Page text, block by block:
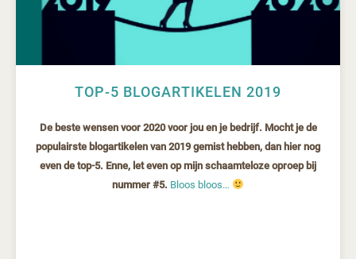
TOP-5 BLOGARTIKELEN 2019
De beste wensen voor 2020 voor jou en je bedrijf. Mocht je de
populairste blogartikelen van 2019 gemist hebben, dan hier nog
even de top-5. Enne, let even op mijn schaamteloze oproep bij
nummer #5. Bloos bloos…